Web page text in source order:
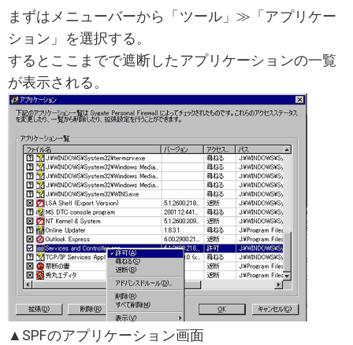
まずはメニューバーから「ツール」≫「アプリケー
ション」を選択する。
するとここまでで遮断したアプリケーションの一覧
が表示される。
▲SPFのアプリケーション画面